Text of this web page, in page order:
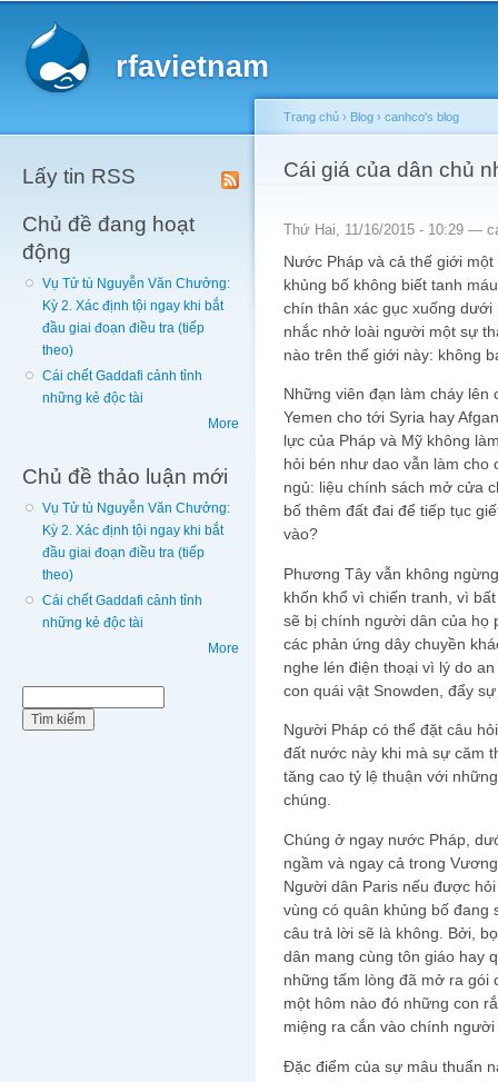
rfavietnam
Lấy tin RSS
Chủ đề đang hoạt
động
Vụ Tử tù Nguyễn Văn Chưởng:
Kỳ 2. Xác định tội ngay khi bắt
đầu giai đoạn điều tra (tiếp
theo)
Cái chết Gaddafi cảnh tỉnh
những kẻ độc tài
More
Chủ đề thảo luận mới
Vụ Tử tù Nguyễn Văn Chưởng:
Kỳ 2. Xác định tội ngay khi bắt
đầu giai đoạn điều tra (tiếp
theo)
Cái chết Gaddafi cảnh tỉnh
những kẻ độc tài
More
You are here
Trang chủ › Blog › canhco's blog
Cái giá của dân chủ
Thứ Hai, 11/16/2015 - 10:29 —
Nước Pháp và cả thế giới
khủng bố không biết tanh
chín thân xác gục xuống dưới
nhắc nhở loài người một sự
nào trên thế giới này: không
Những viên đạn làm cháy
Yemen cho tới Syria hay
lực của Pháp và Mỹ không
hỏi bén như dao vẫn làm
ngủ: liệu chính sách mở cửa
bố thêm đất đai để tiếp tục
vào?
Phương Tây vẫn không
khốn khổ vì chiến tranh, vì
sẽ bị chính người dân của họ
các phản ứng dây chuyền
nghe lén điện thoại vì lý do
con quái vật Snowden, đẩy
Người Pháp có thể đặt câu
đất nước này khi mà sự căm
tăng cao tỷ lệ thuận với
chúng.
Chúng ở ngay nước Pháp,
ngầm và ngay cả trong
Người dân Paris nếu được
vùng có quân khủng bố đang
câu trả lời sẽ là không. Bởi,
dân mang cùng tôn giáo hay
những tấm lòng đã mở ra gói
một hôm nào đó những con
miệng ra cắn vào chính
Đặc điểm của sự mâu thuẩn